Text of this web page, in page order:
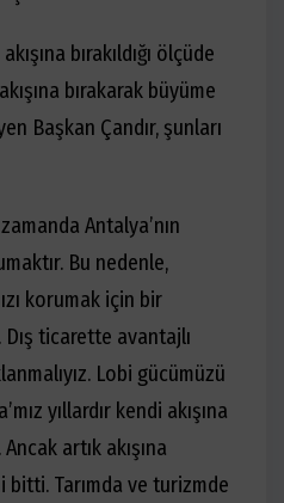
bırakıldığı ölçüde
bırakarak büyüme
Başkan Çandır, şunları
Antalya’nın
Bu nedenle,
korumak için bir
ticarette avantajlı
Lobi gücümüzü
yıllardır kendi akışına
artık akışına
bitti. Tarımda ve turizmde